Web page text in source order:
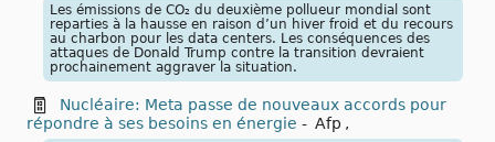
Les émissions de CO₂ du deuxième pollueur mondial sont
reparties à la hausse en raison d’un hiver froid et du recours
au charbon pour les data centers. Les conséquences des
attaques de Donald Trump contre la transition devraient
prochainement aggraver la situation.
Nucléaire: Meta passe de nouveaux accords pour
répondre à ses besoins en énergie - Afp ,